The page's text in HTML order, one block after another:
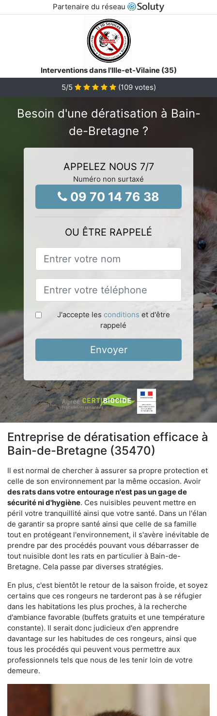
Partenaire du réseau
Interventions dans l'Ille-et-Vilaine (35)
5/5 (109votes)
Besoin d'une dératisation à Bain-
de-Bretagne ?
APPELEZ NOUS 7/7
Numéro non surtaxé
09 70 14 76 38
OU ÊTRE RAPPELÉ
J'accepte les conditions et d'être
rappelé
Envoyer
Entreprise de dératisation efficace à
Bain-de-Bretagne (35470)
Il est normal de chercher à assurer sa propre protection et
celle de son environnement par la même occasion. Avoir
des rats dans votre entourage n'est pas un gage de
sécurité ni d'hygiène. Ces nuisibles peuvent mettre en
péril votre tranquillité ainsi que votre santé. Dans un l'élan
de garantir sa propre santé ainsi que celle de sa famille
tout en protégeant l'environnement, il s'avère inévitable de
prendre par des procédés pouvant vous débarrasser de
tout nuisible dont les rats en particulier à Bain-de-
Bretagne. Cela passe par diverses stratégies.
En plus, c'est bientôt le retour de la saison froide, et soyez
certains que ces rongeurs ne tarderont pas à se réfugier
dans les habitations les plus proches, à la recherche
d'ambiance favorable (buffets gratuits et une température
constante). Il serait donc judicieux d'en apprendre
davantage sur les habitudes de ces rongeurs, ainsi que
tous les procédés qui peuvent vous permettre aux
professionnels tels que nous de les tenir loin de votre
demeure.